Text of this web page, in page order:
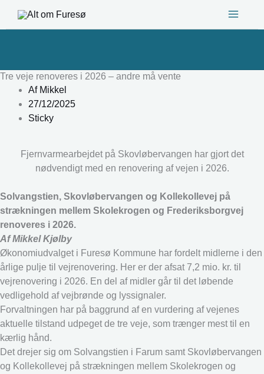
Tre veje renoveres i 2026 – andre må vente
AfMikkel
27/12/2025
Sticky
Fjernvarmearbejdet på Skovløbervangen har gjort det
nødvendigt med en renovering af vejen i 2026.
Solvangstien, Skovløbervangen og Kollekollevej på
strækningen mellem Skolekrogen og Frederiksborgvej
renoveres i 2026.
Af Mikkel Kjølby
Økonomiudvalget i Furesø Kommune har fordelt midlerne i den
årlige pulje til vejrenovering. Her er der afsat 7,2 mio. kr. til
vejrenovering i 2026. En del af midler går til det løbende
vedligehold af vejbrønde og lyssignaler.
Forvaltningen har på baggrund af en vurdering af vejenes
aktuelle tilstand udpeget de tre veje, som trænger mest til en
kærlig hånd.
Det drejer sig om Solvangstien i Farum samt Skovløbervangen
og Kollekollevej på strækningen mellem Skolekrogen og